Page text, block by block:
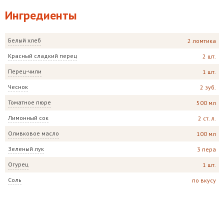
Ингредиенты
Белый хлеб 2 ломтика
Красный сладкий перец 2 шт.
Перец-чили 1 шт.
Чеснок 2 зуб.
Томатное пюре 500 мл
Лимонный сок 2 ст. л.
Оливковое масло 100 мл
Зеленый лук 3 пера
Огурец 1 шт.
Соль по вкусу